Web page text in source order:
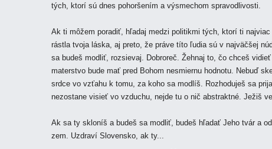
tých, ktorí sú dnes pohoršením a výsmechom spravodlivosti.
Ak ti môžem poradiť, hľadaj medzi politikmi tých, ktorí ti
rástla tvoja láska, aj preto, že práve títo ľudia sú v najväčšej
sa budeš modliť, rozsievaj. Dobroreč. Žehnaj to, čo chceš
materstvo bude mať pred Bohom nesmiernu hodnotu. Nebuď
srdce vo vzťahu k tomu, za koho sa modlíš. Rozhoduješ sa
nezostane visieť vo vzduchu, nejde tu o nič abstraktné. Ježiš
Ak sa ty skloníš a budeš sa modliť, budeš hľadať Jeho tvár a
zem. Uzdraví Slovensko, ak ty...